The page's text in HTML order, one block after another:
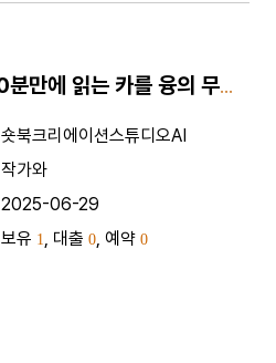
10분만에 읽는 카를 융의 무의식과 상징 - 바쁜 당신을 위한 10분 완벽 요약본
숏북크리에이션스튜디오AI
작가와
2025-06-29
보유 1, 대출 0, 예약 0